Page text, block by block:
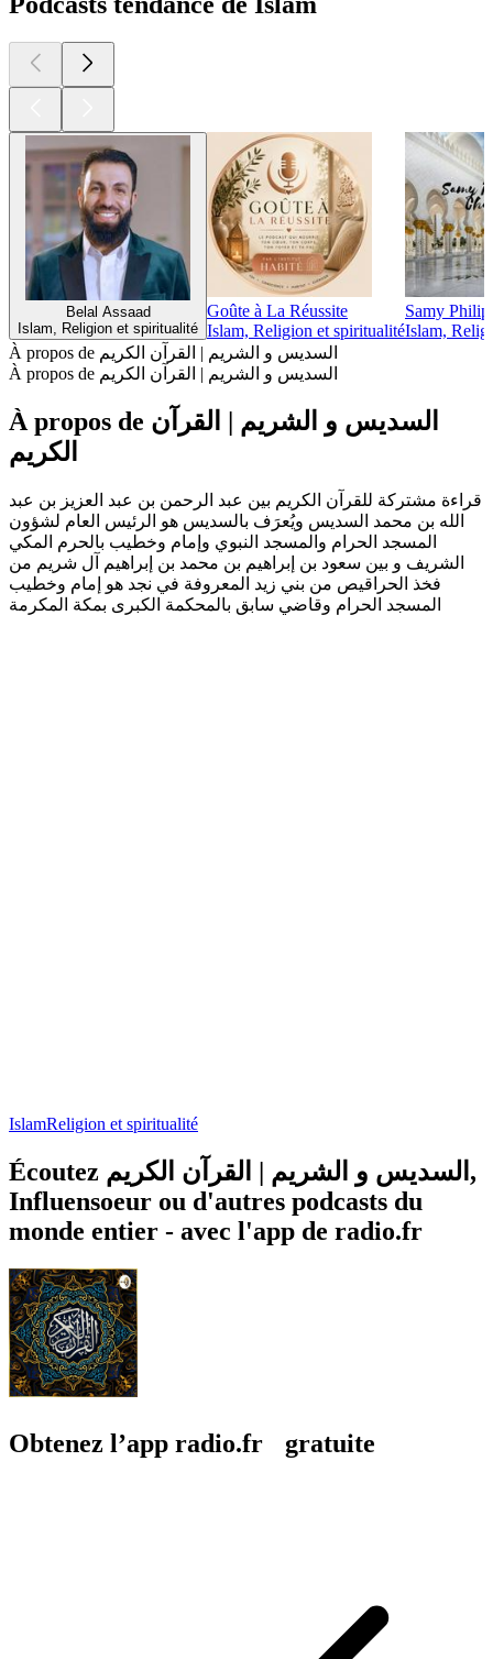
Belal Assaad
Islam, Religion et spiritualité
Goûte à La Réussite
Islam, Religion et spiritualité
Samy
Islam,
À propos de السديس و الشريم | القرآن الكريم
À propos de السديس و الشريم | القرآن الكريم
À propos de السديس و الشريم | القرآن
الكريم
قراءة مشتركة للقرآن الكريم بين عبد الرحمن بن عبد العزيز بن عبد
الله بن محمد السديس ويُعرَف بالسديس هو الرئيس العام لشؤون
المسجد الحرام والمسجد النبوي وإمام وخطيب بالحرم المكي
الشريف و بين سعود بن إبراهيم بن محمد بن إبراهيم آل شريم من
فخذ الحراقيص من بني زيد المعروفة في نجد هو إمام وخطيب
المسجد الحرام وقاضي سابق بالمحكمة الكبرى بمكة المكرمة
IslamReligion et spiritualité
Écoutez السديس و الشريم | القرآن الكريم,
Influensoeur ou d'autres podcasts du
monde entier - avec l'app de radio.fr
Obtenez l’app radio.fr gratuite